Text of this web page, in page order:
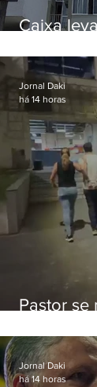
Caixa
Botafogo
Pastor se
Jornal Daki
há 14 horas
Jornal Daki
há 14 horas